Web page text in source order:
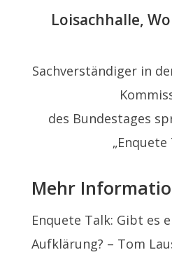
Loisachhalle,
Sachverständiger in
des Bundestages
„Enquete
Mehr
Enquete Talk: Gibt es
Aufklärung? – Tom